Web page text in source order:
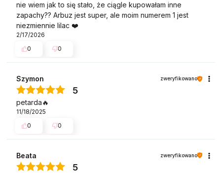
nie wiem jak to się stało, że ciągle kupowałam inne
zapachy?? Arbuz jest super, ale moim numerem 1 jest
niezmiennie lilac ❤️
2/17/2026
0
0
Szymon zweryfikowano
5
petarda🔥
11/18/2025
0
0
Beata zweryfikowano
5